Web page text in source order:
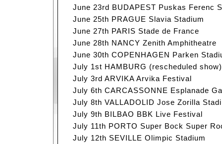
June 23rd BUDAPEST Puskas Ferenc
June 25th PRAGUE Slavia Stadium
June 27th PARIS Stade de France
June 28th NANCY Zenith Amphitheatre
June 30th COPENHAGEN Parken
July 1st HAMBURG (rescheduled show)
July 3rd ARVIKA Arvika Festival
July 6th CARCASSONNE Esplanade
July 8th VALLADOLID Jose Zorilla
July 9th BILBAO BBK Live Festival
July 11th PORTO Super Bock Super
July 12th SEVILLE Olimpic Stadium